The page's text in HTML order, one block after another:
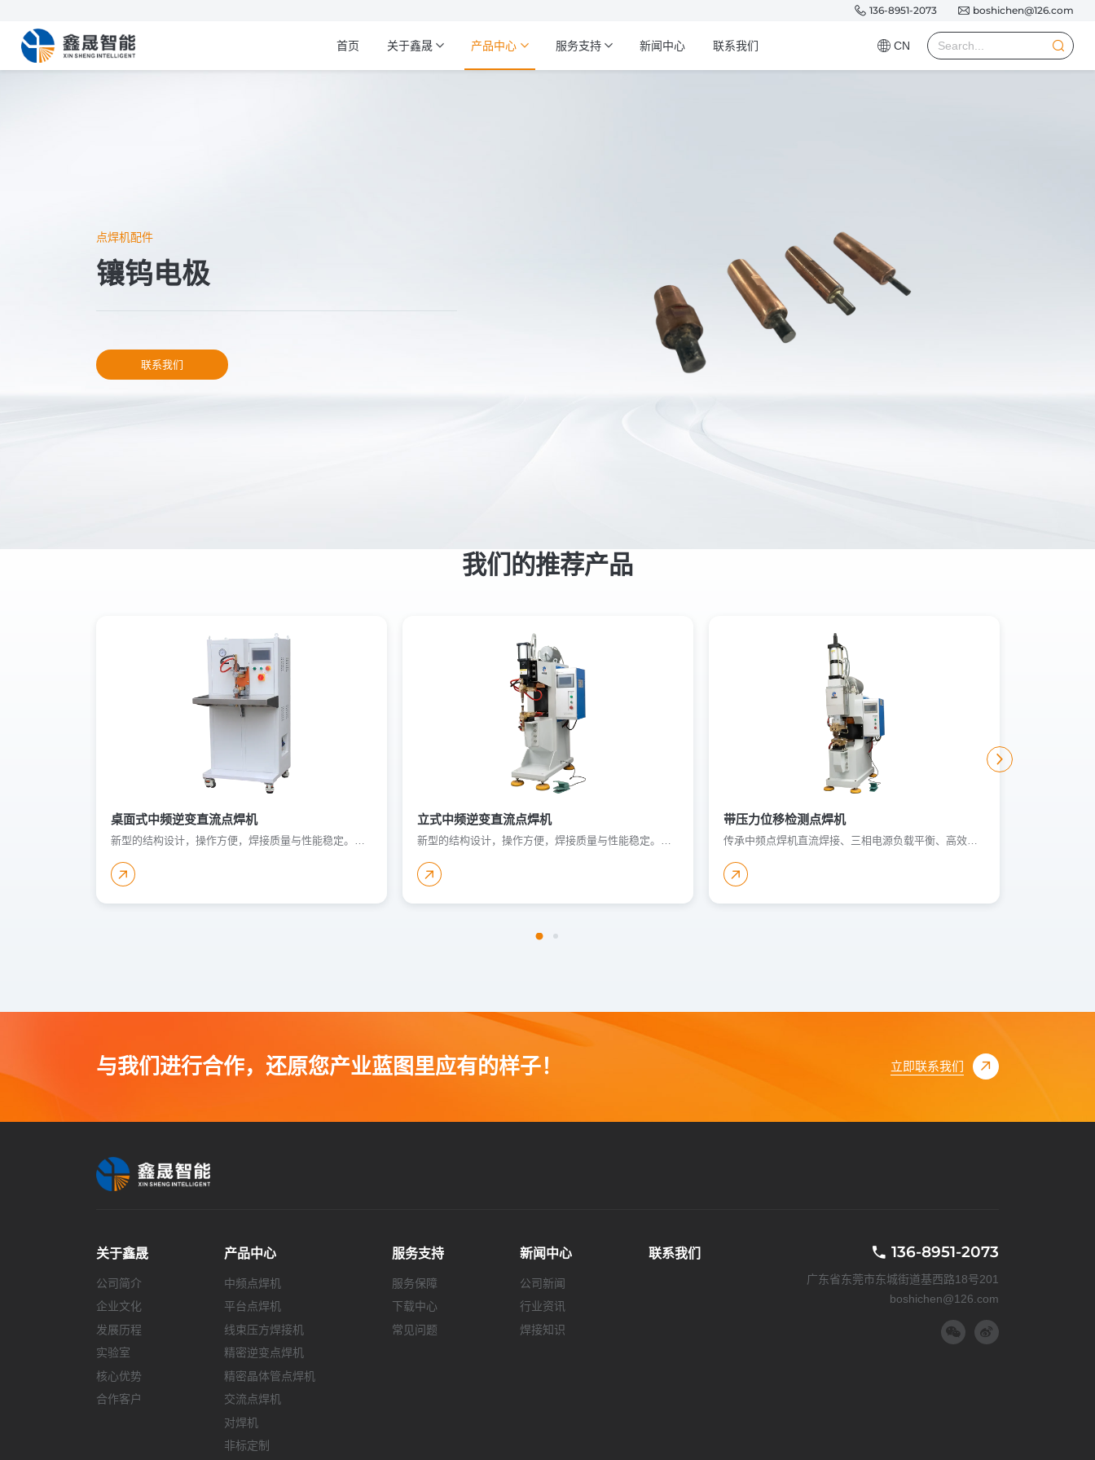
136-8951-2073 boshichen@126.com
CN
首页 关于鑫晟 产品中心 服务支持 新闻中心 联系我们
点焊机配件
镶钨电极
联系我们
我们的推荐产品
桌面式中频逆变直流点焊机
新型的结构设计，操作方便，焊接质量与性能稳定。主要应用于低碳钢、不锈钢、铜、镍、铝等有色金属的焊接，可实现板与板、板与螺母、弹片、金属件及线材的焊接。广泛应用于汽车配件、家电制造、低压电器等领域。
立式中频逆变直流点焊机
新型的结构设计，操作方便，焊接质量与性能稳定。主要应用于低碳钢、不锈钢、铜、镍、铝等有色金属的焊接，可实现板与板、板与螺母、弹片、金属件及线材的焊接。广泛应用于汽车配件、家电制造、低压电器等领域。
带压力位移检测点焊机
传承中频点焊机直流焊接、三相电源负载平衡、高效节能（效率 80%-90%）等优势，新增精准压力与位移检测功能。实时监测焊接压力（适配不同金属焊接需求）与电极位移，动态调整参数，避免虚焊、过焊，保障低碳钢、不锈钢、铜等金属焊接质量稳定。搭配亚德客气动部件与纯铜变压器，气压稳定、电流输出足，适配汽车配件、家电制造等场景，提升厚件与高传导金属焊接可靠性，设备耐用性强。
与我们进行合作，还原您产业蓝图里应有的样子！ 立即联系我们
136-8951-2073
广东省东莞市东城街道基西路18号201
boshichen@126.com
关于鑫晟
公司简介
企业文化
发展历程
实验室
核心优势
合作客户
产品中心
中频点焊机
平台点焊机
线束压方焊接机
精密逆变点焊机
精密晶体管点焊机
交流点焊机
对焊机
非标定制
服务支持
服务保障
下载中心
常见问题
新闻中心
公司新闻
行业资讯
焊接知识
联系我们